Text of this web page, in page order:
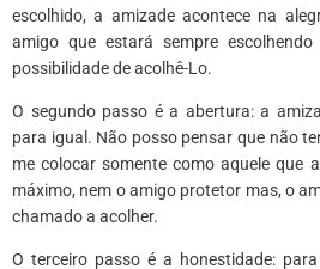
escolhido, a amizade acontece na
amigo que estará sempre
possibilidade de acolhê-Lo.
O segundo passo é a abertura: a
para igual. Não posso pensar que não
me colocar somente como aquele que
máximo, nem o amigo protetor mas, o
chamado a acolher.
O terceiro passo é a honestidade: